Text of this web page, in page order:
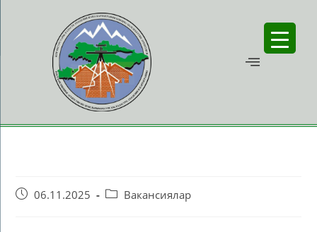
06.11.2025 Вакансиялар